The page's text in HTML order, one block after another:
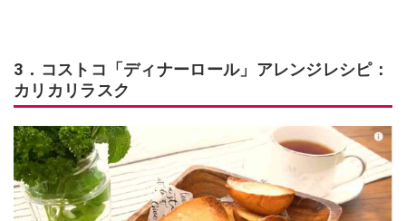
3．コストコ「ディナーロール」アレンジレシピ：
カリカリラスク